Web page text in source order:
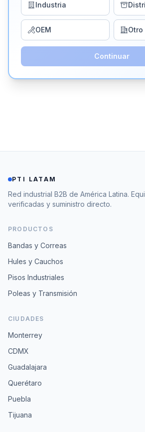
Industria
OEM Otro
Continuar
PTI LATAM
Red industrial B2B de América Latina.
verificadas y suministro directo.
PRODUCTOS
Bandas y Correas
Hules y Cauchos
Pisos Industriales
Poleas y Transmisión
CIUDADES
Monterrey
CDMX
Guadalajara
Querétaro
Puebla
Tijuana